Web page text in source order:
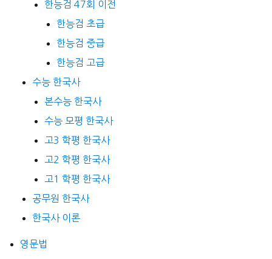
한능검 47회 이전
한능검 초급
한능검 중급
한능검 고급
수능 한국사
본수능 한국사
수능 모평 한국사
고3 학평 한국사
고2 학평 한국사
고1 학평 한국사
공무원 한국사
한국사 이론
영문법